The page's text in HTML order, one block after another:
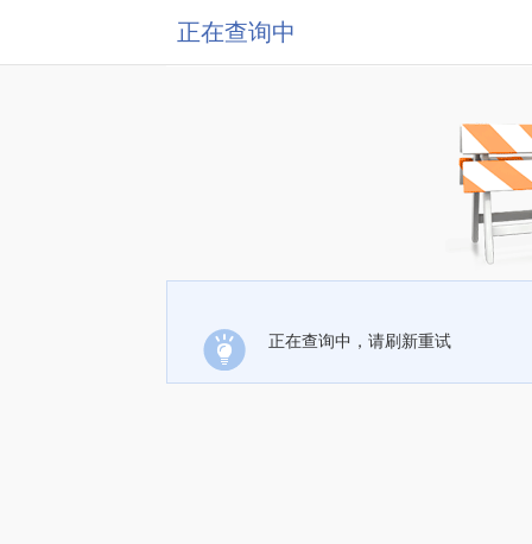
正在查询中
正在查询中，请刷新重试